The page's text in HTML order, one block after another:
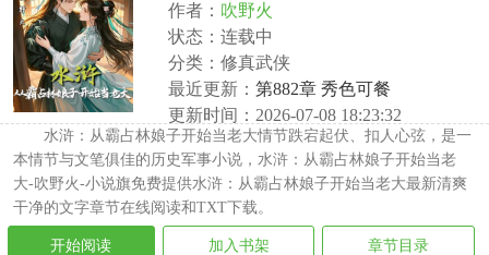
作者： 吹野火
状态：连载中
分类：修真武侠
最近更新： 第882章 秀色可餐
更新时间：2026-07-08 18:23:32
水浒：从霸占林娘子开始当老大情节跌宕起伏、扣人心弦，是一
本情节与文笔俱佳的历史军事小说，水浒：从霸占林娘子开始当老
大-吹野火-小说旗免费提供水浒：从霸占林娘子开始当老大最新清爽
干净的文字章节在线阅读和TXT下载。
开始阅读 加入书架 章节目录